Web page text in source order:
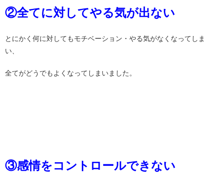
②全てに対してやる気が出ない
とにかく何に対してもモチベーション・やる気がなくなってしま
い、
全てがどうでもよくなってしまいました。
③感情をコントロールできない